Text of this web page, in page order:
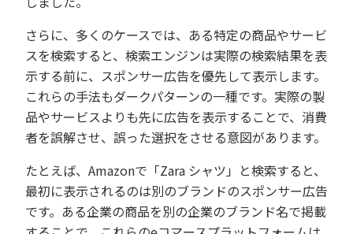
さらに、多くのケースでは、ある特定の商品やサービ
スを検索すると、検索エンジンは実際の検索結果を表
示する前に、スポンサー広告を優先して表示します。
これらの手法もダークパターンの一種です。実際の製
品やサービスよりも先に広告を表示することで、消費
者を誤解させ、誤った選択をさせる意図があります。
たとえば、Amazonで「Zara シャツ」と検索すると、
最初に表示されるのは別のブランドのスポンサー広告
です。ある企業の商品を別の企業のブランド名で掲載